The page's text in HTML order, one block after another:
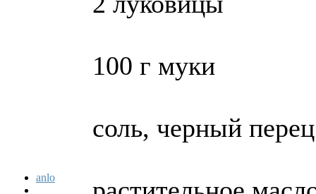
anlo
100 г муки
соль, черный перец